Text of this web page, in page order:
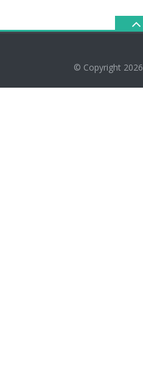
© Copyright 2026